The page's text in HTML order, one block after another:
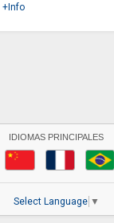
+Info
IDIOMAS PRINCIPALES
Select Language ▼